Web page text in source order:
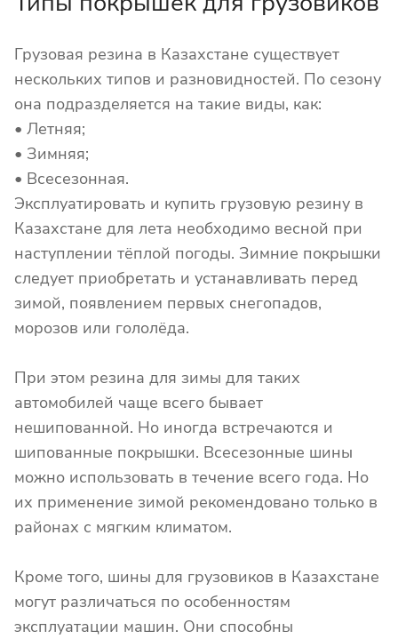
Грузовая резина в Казахстане существует
нескольких типов и разновидностей. По сезону
она подразделяется на такие виды, как:
• Летняя;
• Зимняя;
• Всесезонная.
Эксплуатировать и купить грузовую резину в
Казахстане для лета необходимо весной при
наступлении тёплой погоды. Зимние покрышки
следует приобретать и устанавливать перед
зимой, появлением первых снегопадов,
морозов или гололёда.
При этом резина для зимы для таких
автомобилей чаще всего бывает
нешипованной. Но иногда встречаются и
шипованные покрышки. Всесезонные шины
можно использовать в течение всего года. Но
их применение зимой рекомендовано только в
районах с мягким климатом.
Кроме того, шины для грузовиков в Казахстане
могут различаться по особенностям
эксплуатации машин. Они способны